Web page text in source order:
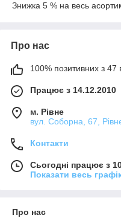
Знижка 5 % на весь
Про нас
100% позитивних з 47
Працює з 14.12.2010
м. Рівне
вул. Соборна, 67,
Контакти
Сьогодні працює з
Показати весь
Про нас